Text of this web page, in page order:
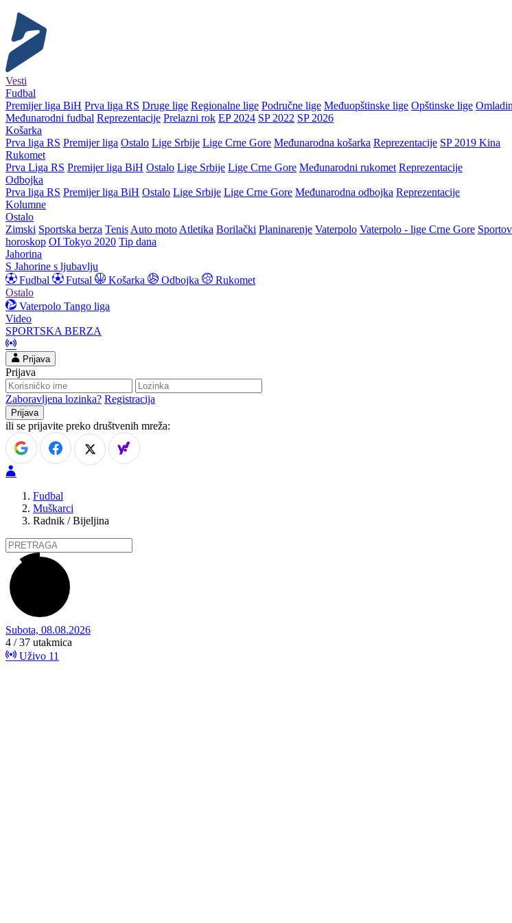
Vesti
Fudbal
Premijer liga BiH Prva liga RS Druge lige Regionalne lige Područne lige Međuopštinske lige Opštinske lige
Međunarodni fudbal Reprezentacije Prelazni rok EP 2024 SP 2022 SP 2026
Košarka
Prva liga RS Premijer liga Ostalo Lige Srbije Lige Crne Gore Međunarodna košarka Reprezentacije SP 2019 Kina
Rukomet
Prva Liga RS Premijer liga BiH Ostalo Lige Srbije Lige Crne Gore Međunarodni rukomet Reprezentacije
Odbojka
Prva liga RS Premijer liga BiH Ostalo Lige Srbije Lige Crne Gore Međunarodna odbojka Reprezentacije
Kolumne
Ostalo
Zimski Sportska berza Tenis Auto moto Atletika Borilački Planinarenje Vaterpolo Vaterpolo - lige Crne Gore
horoskop OI Tokyo 2020 Tip dana
Jahorina
S Jahorine s ljubavlju
Fudbal
Futsal Košarka Odbojka
Rukomet
Ostalo
Vaterpolo Tango liga
Video
SPORTSKA BERZA
Prijava
Prijava
Zaboravljena lozinka? Registracija
ili se prijavite preko društvenih mreža:
Fudbal
Muškarci
Radnik / Bijeljina
Subota, 08.08.2026
4 / 37 utakmica
Uživo 11